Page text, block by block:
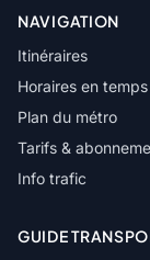
NAVIGATION
Itinéraires
Horaires en
Plan du métro
Tarifs &
Info trafic
GUIDE